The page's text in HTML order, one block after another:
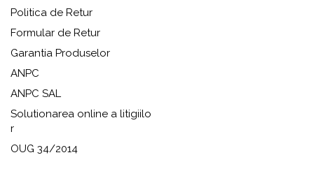
Politica de Retur
Formular de Retur
Garantia Produselor
ANPC
ANPC SAL
Solutionarea online a litigiilo
r
OUG 34/2014